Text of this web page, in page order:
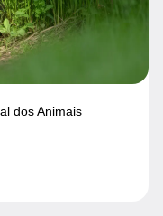
dos Animais